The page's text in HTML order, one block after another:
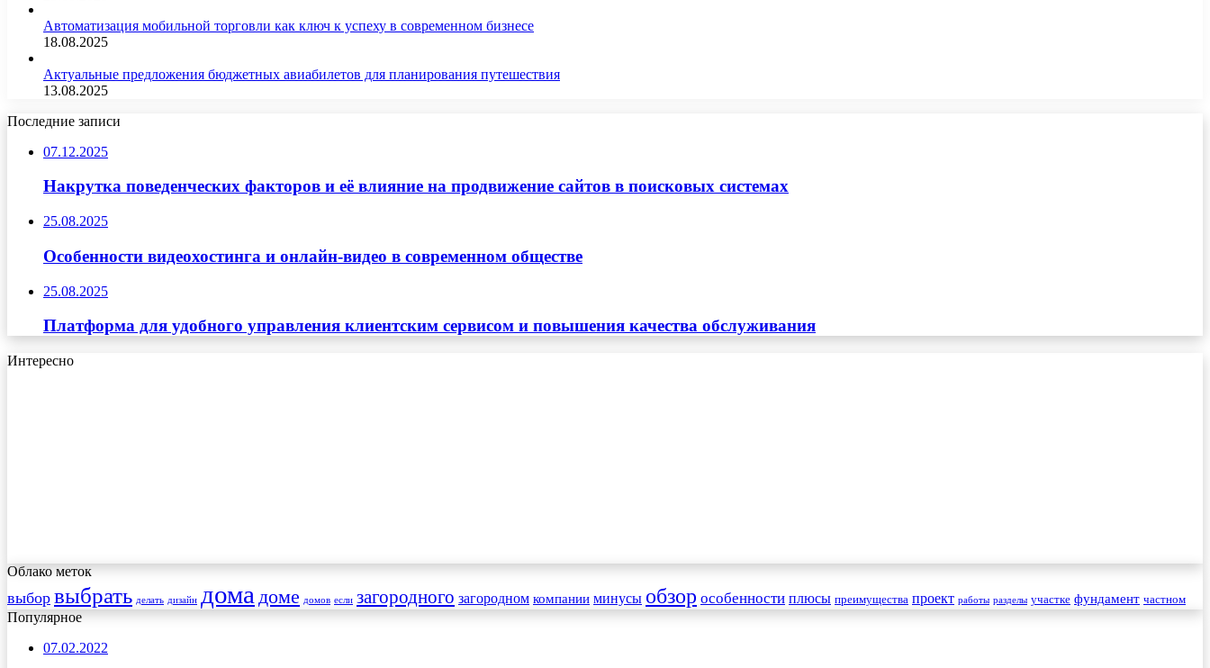
Автоматизация мобильной торговли как ключ к успеху в современном бизнесе
18.08.2025
Актуальные предложения бюджетных авиабилетов для планирования путешествия
13.08.2025
Последние записи
07.12.2025
Накрутка поведенческих факторов и её влияние на продвижение сайтов в поисковых системах
25.08.2025
Особенности видеохостинга и онлайн-видео в современном обществе
25.08.2025
Платформа для удобного управления клиентским сервисом и повышения качества обслуживания
Интересно
Облако меток
выбор выбрать делать дизайн дома доме домов если загородного загородном компании минусы обзор особенности плюсы преимущества проект работы разделы участке фундамент частном
Популярное
07.02.2022